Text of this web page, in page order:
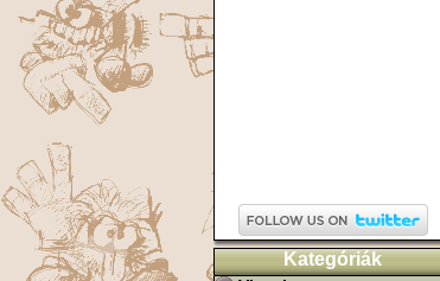
Kategóriák